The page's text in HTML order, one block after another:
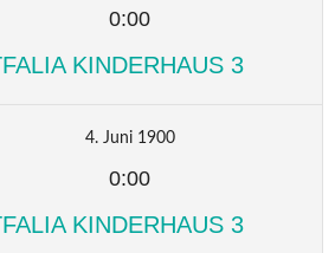
0:00
KINDERHAUS 3
4. Juni 1900
0:00
KINDERHAUS 3